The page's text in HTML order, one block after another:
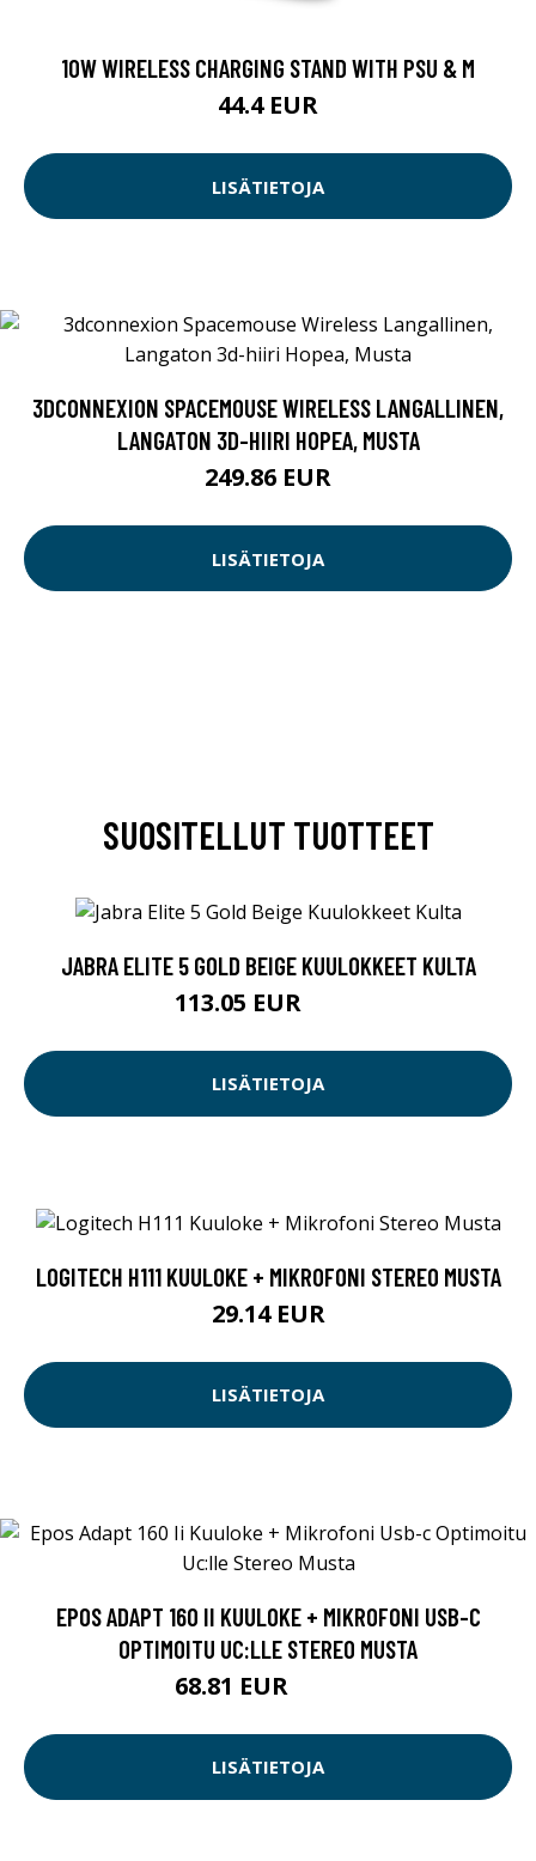
10W WIRELESS CHARGING STAND WITH PSU & M
44.4 EUR
LISÄTIETOJA
3DCONNEXION SPACEMOUSE WIRELESS LANGALLINEN,
LANGATON 3D-HIIRI HOPEA, MUSTA
249.86 EUR
LISÄTIETOJA
SUOSITELLUT TUOTTEET
JABRA ELITE 5 GOLD BEIGE KUULOKKEET KULTA
113.05 EUR
LISÄTIETOJA
LOGITECH H111 KUULOKE + MIKROFONI STEREO MUSTA
29.14 EUR
LISÄTIETOJA
EPOS ADAPT 160 II KUULOKE + MIKROFONI USB-C
OPTIMOITU UC:LLE STEREO MUSTA
68.81 EUR
LISÄTIETOJA